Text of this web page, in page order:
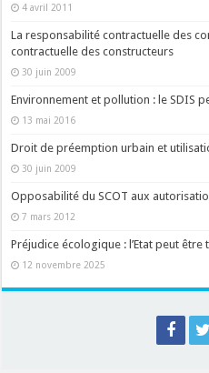
4 avril 2011
La responsabilité contractuelle des
contractuelle des constructeurs
30 juin 2009
Environnement et pollution : le SDIS
13 mai 2016
Droit de préemption urbain et
30 juin 2009
Opposabilité du SCOT aux
7 mars 2012
Préjudice écologique : l’Etat peut être
12 novembre 2025